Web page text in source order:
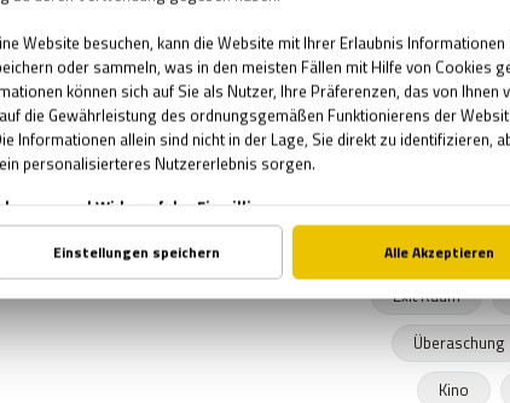
Exit the Room
Nürnberg
Escape Spiel
Fluchtspiel
Exit Raum
Überaschung
Kino